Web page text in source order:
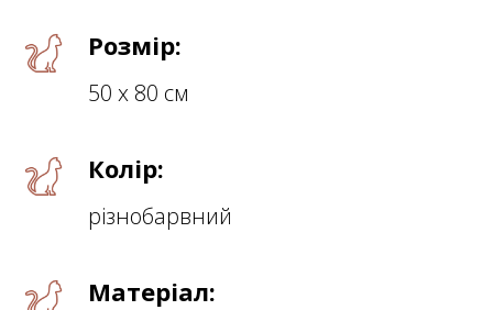
Розмір:
50 х 80 см
Колір:
різнобарвний
Матеріал: